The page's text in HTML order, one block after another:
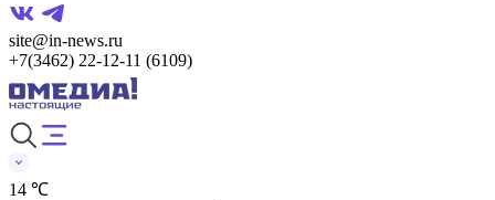
site@in-news.ru
+7(3462) 22-12-11 (6109)
14 ℃